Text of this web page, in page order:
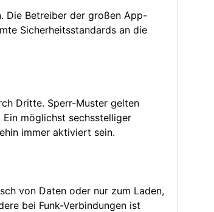
Die Betreiber der großen App-
Sicherheitsstandards an die
Dritte. Sperr-Muster gelten
möglichst sechsstelliger
immer aktiviert sein.
von Daten oder nur zum Laden,
bei Funk-Verbindungen ist